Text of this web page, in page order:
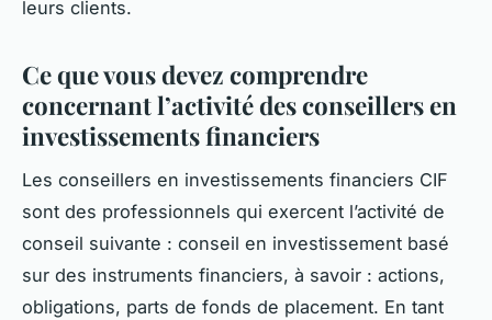
leurs clients.
Ce que vous devez comprendre
concernant l’activité des conseillers en
investissements financiers
Les conseillers en investissements financiers CIF
sont des professionnels qui exercent l’activité de
conseil suivante : conseil en investissement basé
sur des instruments financiers, à savoir : actions,
obligations, parts de fonds de placement. En tant